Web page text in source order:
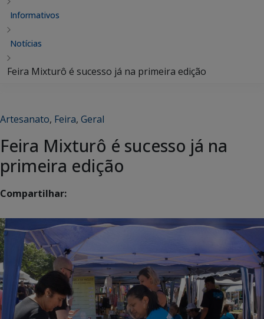
Informativos
Notícias
Feira Mixturô é sucesso já na primeira edição
Artesanato, Feira, Geral
Feira Mixturô é sucesso já na
primeira edição
Compartilhar: